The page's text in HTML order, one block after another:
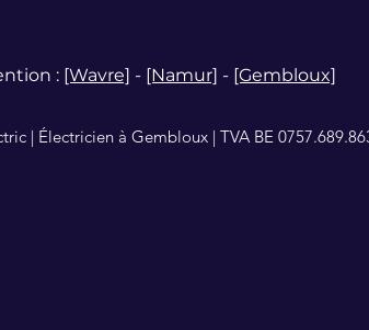
: [Wavre] - [Namur] - [Gembloux]
| Électricien à Gembloux | TVA BE